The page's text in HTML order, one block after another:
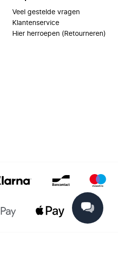
Veel gestelde vragen
Klantenservice
Hier herroepen (Retourneren)